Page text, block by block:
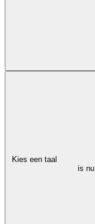
Kies een taal
is